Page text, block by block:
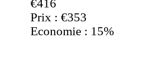
€416
Prix : €353
Economie : 15%